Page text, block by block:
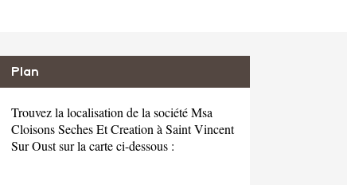
Plan
Trouvez la localisation de la société Msa
Cloisons Seches Et Creation à Saint Vincent
Sur Oust sur la carte ci-dessous :